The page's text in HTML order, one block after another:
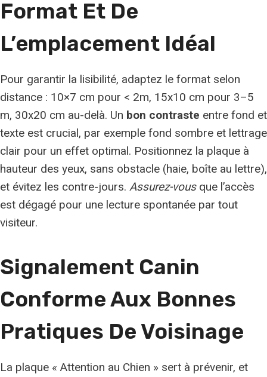
Format Et De
L’emplacement Idéal
Pour garantir la lisibilité, adaptez le format selon
distance : 10×7 cm pour < 2m, 15x10 cm pour 3–5
m, 30x20 cm au-delà. Un bon contraste entre fond et
texte est crucial, par exemple fond sombre et lettrage
clair pour un effet optimal. Positionnez la plaque à
hauteur des yeux, sans obstacle (haie, boîte au lettre),
et évitez les contre-jours. Assurez-vousque l’accès
est dégagé pour une lecture spontanée par tout
visiteur.
Signalement Canin
Conforme Aux Bonnes
Pratiques De Voisinage
La plaque « Attention au Chien » sert à prévenir, et